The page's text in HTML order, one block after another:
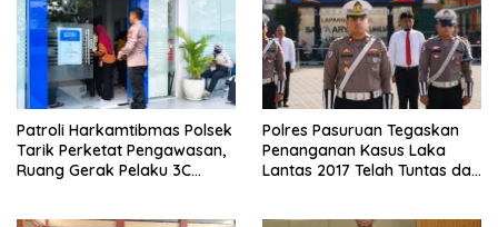
Patroli Harkamtibmas Polsek
Tarik Perketat Pengawasan,
Ruang Gerak Pelaku 3C
Polres Pasuruan Tegaskan
Penanganan Kasus Laka
Lantas 2017 Telah Tuntas dan